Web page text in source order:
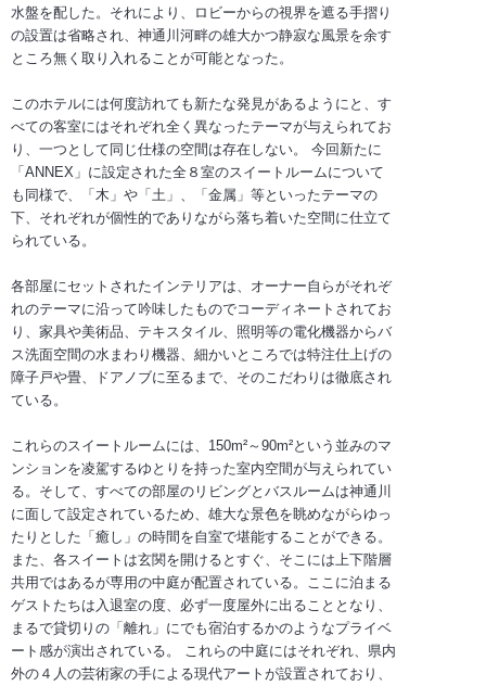
水盤を配した。それにより、ロビーからの視界を遮る手摺り
の設置は省略され、神通川河畔の雄大かつ静寂な風景を余す
ところ無く取り入れることが可能となった。
このホテルには何度訪れても新たな発見があるようにと、す
べての客室にはそれぞれ全く異なったテーマが与えられてお
り、一つとして同じ仕様の空間は存在しない。 今回新たに
「ANNEX」に設定された全８室のスイートルームについて
も同様で、「木」や「土」、「金属」等といったテーマの
下、それぞれが個性的でありながら落ち着いた空間に仕立て
られている。
各部屋にセットされたインテリアは、オーナー自らがそれぞ
れのテーマに沿って吟味したものでコーディネートされてお
り、家具や美術品、テキスタイル、照明等の電化機器からバ
ス洗面空間の水まわり機器、細かいところでは特注仕上げの
障子戸や畳、ドアノブに至るまで、そのこだわりは徹底され
ている。
これらのスイートルームには、150m²～90m²という並みのマ
ンションを凌駕するゆとりを持った室内空間が与えられてい
る。そして、すべての部屋のリビングとバスルームは神通川
に面して設定されているため、雄大な景色を眺めながらゆっ
たりとした「癒し」の時間を自室で堪能することができる。
また、各スイートは玄関を開けるとすぐ、そこには上下階層
共用ではあるが専用の中庭が配置されている。ここに泊まる
ゲストたちは入退室の度、必ず一度屋外に出ることとなり、
まるで貸切りの「離れ」にでも宿泊するかのようなプライベ
ート感が演出されている。 これらの中庭にはそれぞれ、県内
外の４人の芸術家の手による現代アートが設置されており、